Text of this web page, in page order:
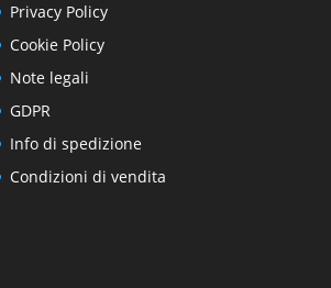
Privacy Policy
Cookie Policy
Note legali
GDPR
Info di spedizione
Condizioni di vendita